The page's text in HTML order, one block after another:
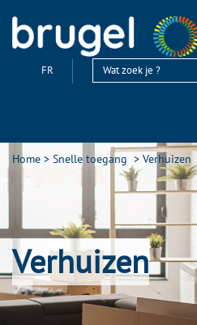
FR
Home > Snelle toegang > Verhuizen
Verhuizen